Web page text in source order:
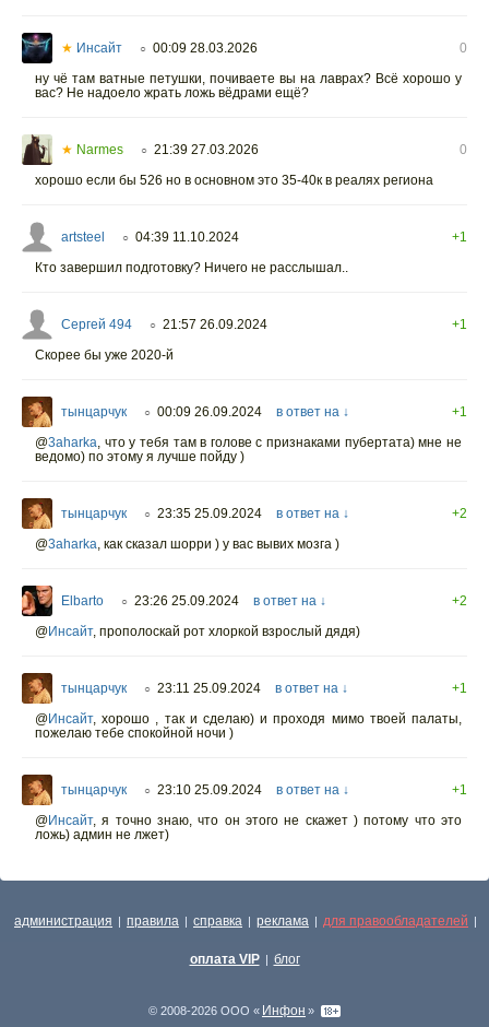
★ Инсайт ○ 00:09 28.03.2026
0
ну чё там ватные петушки, почиваете вы на лаврах? Всё хорошо у
вас? Не надоело жрать ложь вёдрами ещё?
★ Narmes ○ 21:39 27.03.2026
0
хорошо если бы 526 но в основном это 35-40к в реалях региона
artsteel ○ 04:39 11.10.2024
+1
Кто завершил подготовку? Ничего не расслышал..
Сергей 494 ○ 21:57 26.09.2024
+1
Скорее бы уже 2020-й
тынцарчук ○ 00:09 26.09.2024 в ответ на ↓
+1
@3aharka что у тебя там в голове с признаками пубертата) мне не
ведомо) по этому я лучше пойду )
тынцарчук ○ 23:35 25.09.2024 в ответ на ↓
+2
@3aharka как сказал шорри ) у вас вывих мозга )
Elbarto ○ 23:26 25.09.2024 в ответ на ↓
+2
@Инсайт, прополоскай рот хлоркой взрослый дядя)
тынцарчук ○ 23:11 25.09.2024 в ответ на ↓
+1
@Инсайт, хорошо , так и сделаю) и проходя мимо твоей палаты,
пожелаю тебе спокойной ночи )
тынцарчук ○ 23:10 25.09.2024 в ответ на ↓
+1
@Инсайт, я точно знаю, что он этого не скажет ) потому что это
ложь) админ не лжет)
администрация | правила | справка | реклама | для правообладателей |
оплата VIP | блог
© 2008-2026 ООО « Инфон »